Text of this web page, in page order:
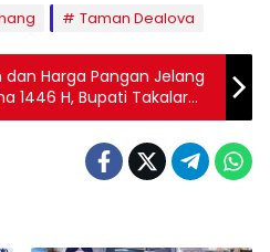
Taman Dealova
dan Harga Pangan Jelang
1446 H, Bupati Takalar
Polut